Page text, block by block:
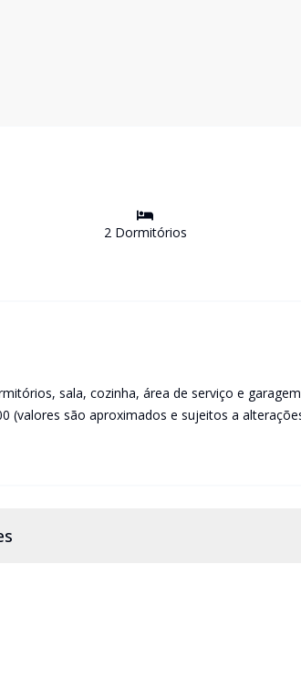
2Dormitórios
sala, cozinha, área de serviço e
(valores são aproximados e sujeitos a